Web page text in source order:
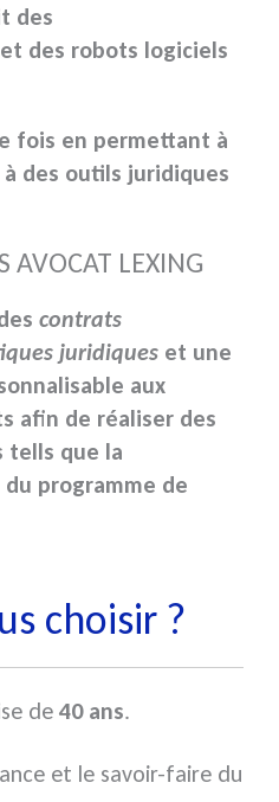
des
et des robots logiciels
fois en permettant à
des outils juridiques
AVOCAT LEXING
contrats
juridiqueset une
aux
afin de réaliser des
tells que la
programme de
choisir ?
de 40 ans.
et le savoir-faire du